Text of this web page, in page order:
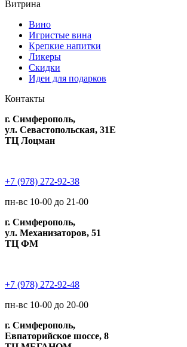
Витрина
Вино
Игристые вина
Крепкие напитки
Ликеры
Скидки
Идеи для подарков
Контакты
г. Симферополь,
ул. Севастопольская, 31Е
ТЦ Лоцман
+7 (978) 272-92-38
пн-вс 10-00 до 21-00
г. Симферополь,
ул. Механизаторов, 51
ТЦ ФМ
+7 (978) 272-92-48
пн-вс 10-00 до 20-00
г. Симферополь,
Евпаторийское шоссе, 8